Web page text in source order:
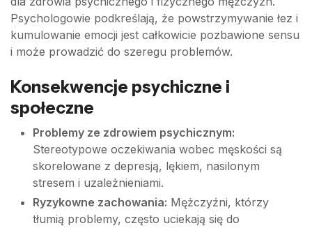
Psychologowie podkreślają, że powstrzymywanie łez i
kumulowanie emocji jest całkowicie pozbawione sensu
i może prowadzić do szeregu problemów.
Konsekwencje psychiczne i
społeczne
Problemy ze zdrowiem psychicznym:
Stereotypowe oczekiwania wobec męskości są
skorelowane z depresją, lękiem, nasilonym
stresem i uzależnieniami.
Ryzykowne zachowania: Mężczyźni, którzy
tłumią problemy, często uciekają się do